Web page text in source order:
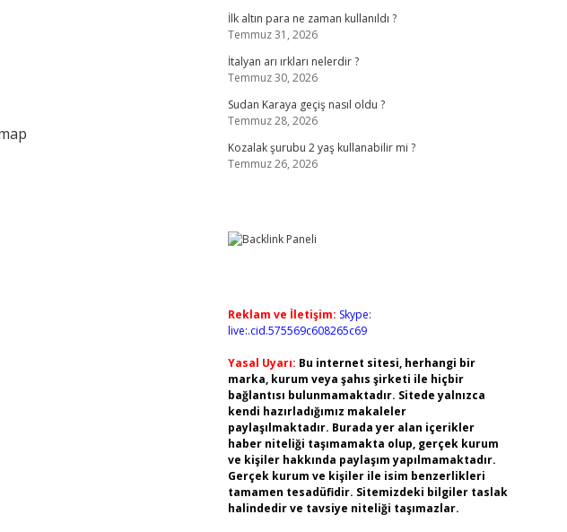
İlk altın para ne zaman kullanıldı ?
Temmuz 31, 2026
İtalyan arı ırkları nelerdir ?
Temmuz 30, 2026
Sudan Karaya geçiş nasıl oldu ?
Temmuz 28, 2026
Kozalak şurubu 2 yaş kullanabilir mi ?
Temmuz 26, 2026
Reklam ve İletişim: Skype:
live:.cid.575569c608265c69
Yasal Uyarı: Bu internet sitesi, herhangi bir
marka, kurum veya şahıs şirketi ile hiçbir
bağlantısı bulunmamaktadır. Sitede yalnızca
kendi hazırladığımız makaleler
paylaşılmaktadır. Burada yer alan içerikler
haber niteliği taşımamakta olup, gerçek kurum
ve kişiler hakkında paylaşım yapılmamaktadır.
Gerçek kurum ve kişiler ile isim benzerlikleri
tamamen tesadüfidir. Sitemizdeki bilgiler taslak
halindedir ve tavsiye niteliği taşımazlar.